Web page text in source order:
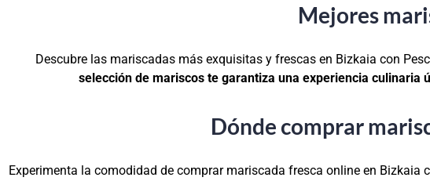
Mejores
Descubre las mariscadas más exquisitas y frescas en Bizkaia con
selección de mariscos te garantiza una experiencia culinaria
Dónde comprar
Experimenta la comodidad de comprar mariscada fresca online en Bizkaia